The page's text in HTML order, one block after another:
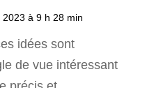
à 9 h 28 min
idées sont
de vue intéressant